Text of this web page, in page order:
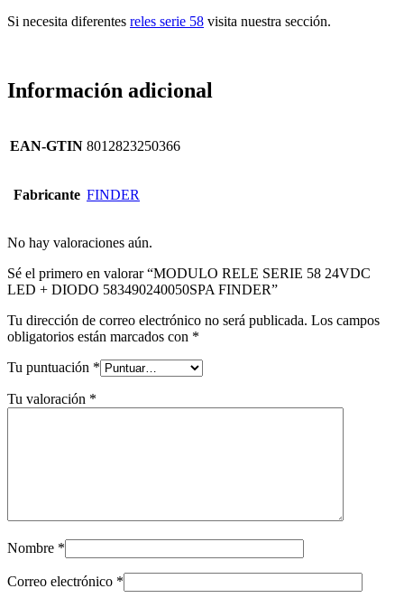
Si necesita diferentes reles serie 58 visita nuestra sección.
Información adicional
EAN-GTIN 8012823250366
Fabricante FINDER
No hay valoraciones aún.
Sé el primero en valorar “MODULO RELE SERIE 58 24VDC
LED + DIODO 583490240050SPA FINDER”
Tu dirección de correo electrónico no será publicada. Los campos
obligatorios están marcados con *
Tu puntuación *
Tu valoración *
Nombre *
Correo electrónico *